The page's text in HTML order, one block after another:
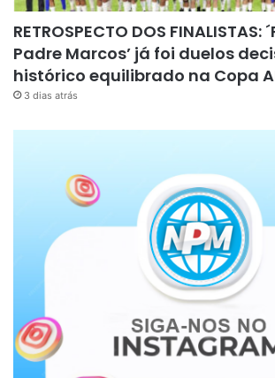
RETROSPECTO DOS
Padre Marcos’ já foi duelos
histórico equilibrado na Copa
3 dias atrás